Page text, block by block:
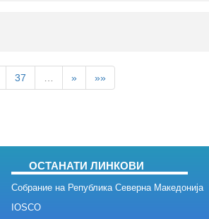
37 » »»
ОСТАНАТИ ЛИНКОВИ
Собрание на Република Северна Македонија
IOSCO